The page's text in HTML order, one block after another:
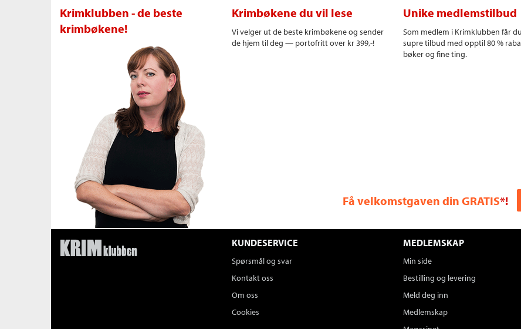
Krimklubben - de beste
krimbøkene!
Krimbøkene du vil lese
Vi velger ut de beste krimbøkene og sender
de hjem til deg — portofritt over kr 399,-!
Unike medlemstilbud
Som medlem i Krimklubben får
supre tilbud med opptil 80 %
bøker og fine ting.
Få velkomstgaven din GRATIS*!
KUNDESERVICE
Spørsmål og svar
Kontakt oss
Om oss
Cookies
MEDLEMSKAP
Min side
Bestilling og levering
Meld deg inn
Medlemskap